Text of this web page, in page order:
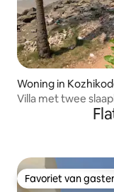
Woning in
Villa met twee
Favoriet van
Favoriet van